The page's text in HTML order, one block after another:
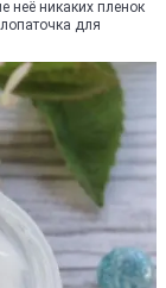
неё никаких пленок
для